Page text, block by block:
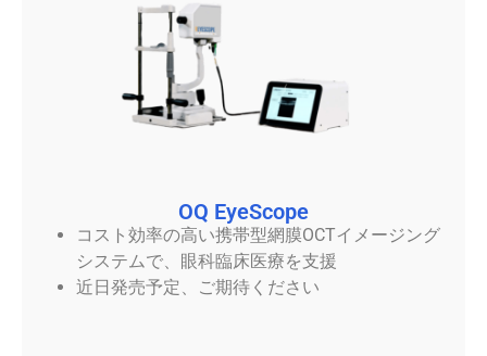
OQ EyeScope
コスト効率の高い携帯型網膜OCTイメージング
システムで、眼科臨床医療を支援
近日発売予定、ご期待ください